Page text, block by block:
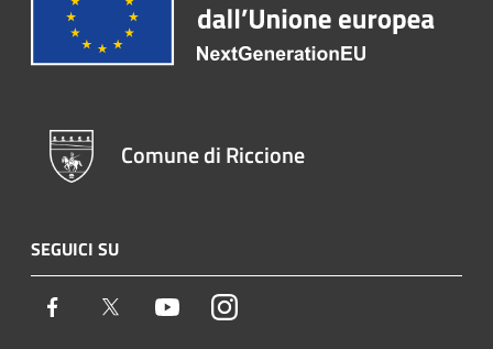
Comune di Riccione
SEGUICI SU
Facebook Twitter YoutubeInstagram